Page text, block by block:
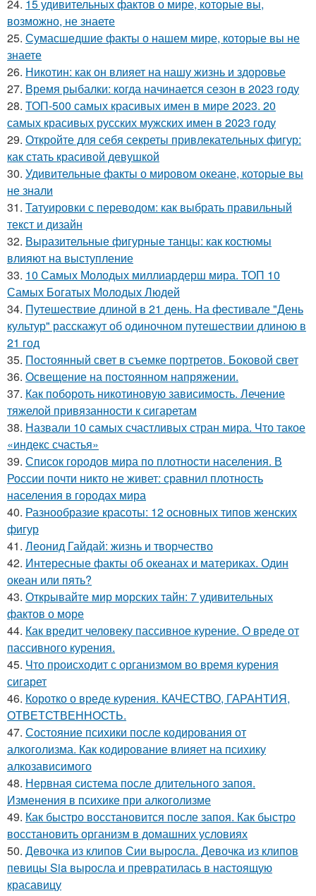
24. 15 удивительных фактов о мире, которые вы,
возможно, не знаете
25. Сумасшедшие факты о нашем мире, которые вы не
знаете
26. Никотин: как он влияет на нашу жизнь и здоровье
27. Время рыбалки: когда начинается сезон в 2023 году
28. ТОП-500 самых красивых имен в мире 2023. 20
самых красивых русских мужских имен в 2023 году
29. Откройте для себя секреты привлекательных фигур:
как стать красивой девушкой
30. Удивительные факты о мировом океане, которые вы
не знали
31. Татуировки с переводом: как выбрать правильный
текст и дизайн
32. Выразительные фигурные танцы: как костюмы
влияют на выступление
33. 10 Самых Молодых миллиардерш мира. ТОП 10
Самых Богатых Молодых Людей
34. Путешествие длиной в 21 день. На фестивале "День
культур" расскажут об одиночном путешествии длиною в
21 год
35. Постоянный свет в съемке портретов. Боковой свет
36. Освещение на постоянном напряжении.
37. Как побороть никотиновую зависимость. Лечение
тяжелой привязанности к сигаретам
38. Назвали 10 самых счастливых стран мира. Что такое
«индекс счастья»
39. Список городов мира по плотности населения. В
России почти никто не живет: сравнил плотность
населения в городах мира
40. Разнообразие красоты: 12 основных типов женских
фигур
41. Леонид Гайдай: жизнь и творчество
42. Интересные факты об океанах и материках. Один
океан или пять?
43. Открывайте мир морских тайн: 7 удивительных
фактов о море
44. Как вредит человеку пассивное курение. О вреде от
пассивного курения.
45. Что происходит с организмом во время курения
сигарет
46. Коротко о вреде курения. КАЧЕСТВО, ГАРАНТИЯ,
ОТВЕТСТВЕННОСТЬ.
47. Состояние психики после кодирования от
алкоголизма. Как кодирование влияет на психику
алкозависимого
48. Нервная система после длительного запоя.
Изменения в психике при алкоголизме
49. Как быстро восстановится после запоя. Как быстро
восстановить организм в домашних условиях
50. Девочка из клипов Сии выросла. Девочка из клипов
певицы Sia выросла и превратилась в настоящую
красавицу